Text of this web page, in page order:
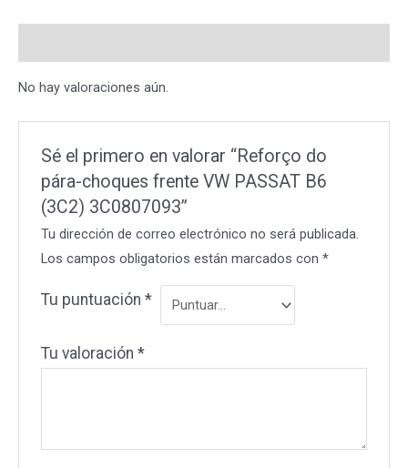
(3C2)
3C0807093
No hay valoraciones aún.
Sé el primero en valorar “Reforço do
pára-choques frente VW PASSAT B6
(3C2) 3C0807093”
Tu dirección de correo electrónico no será publicada.
Los campos obligatorios están marcados con*
Tu puntuación*
Tu valoración*